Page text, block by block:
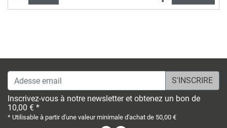
Adesse email
Inscrivez-vous à notre newsletter et obtenez un bon de
10,00 € *
* Utilisable à partir d'une valeur minimale d'achat de 50,00 €